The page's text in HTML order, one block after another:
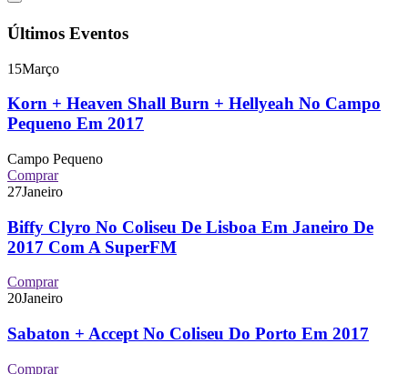
Últimos Eventos
15Março
Korn + Heaven Shall Burn + Hellyeah No Campo
Pequeno Em 2017
Campo Pequeno
Comprar
27Janeiro
Biffy Clyro No Coliseu De Lisboa Em Janeiro De
2017 Com A SuperFM
Comprar
20Janeiro
Sabaton + Accept No Coliseu Do Porto Em 2017
Comprar